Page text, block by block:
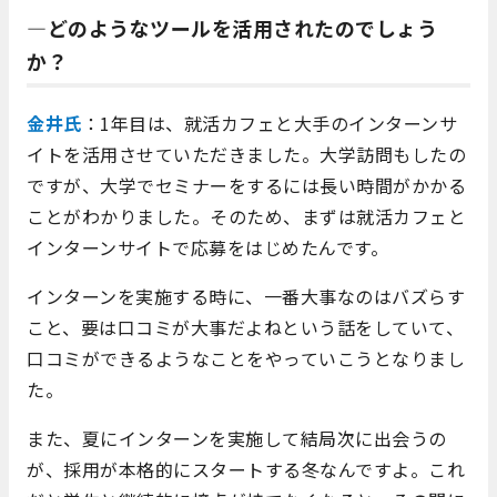
―どのようなツールを活用されたのでしょう
か？
金井氏 ：1年目は、就活カフェと大手のインターンサ
イトを活用させていただきました。大学訪問もしたの
ですが、大学でセミナーをするには長い時間がかかる
ことがわかりました。そのため、まずは就活カフェと
インターンサイトで応募をはじめたんです。
インターンを実施する時に、一番大事なのはバズらす
こと、要は口コミが大事だよねという話をしていて、
口コミができるようなことをやっていこうとなりまし
た。
また、夏にインターンを実施して結局次に出会うの
が、採用が本格的にスタートする冬なんですよ。これ